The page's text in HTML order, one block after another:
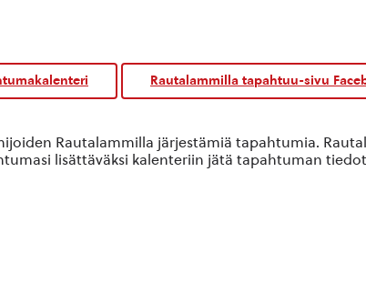
Rautalammilla tapahtuu-sivu
Rautalammilla järjestämiä tapahtumia.
lisättäväksi kalenteriin jätä tapahtuman